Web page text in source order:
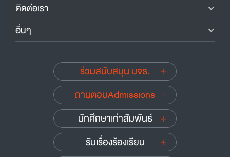
ติดต่อเรา
อื่นๆ
ร่วมสนับสนุน มจธ.
ถามตอบAdmissions
นักศึกษาเก่าสัมพันธ์
รับเรื่องร้องเรียน